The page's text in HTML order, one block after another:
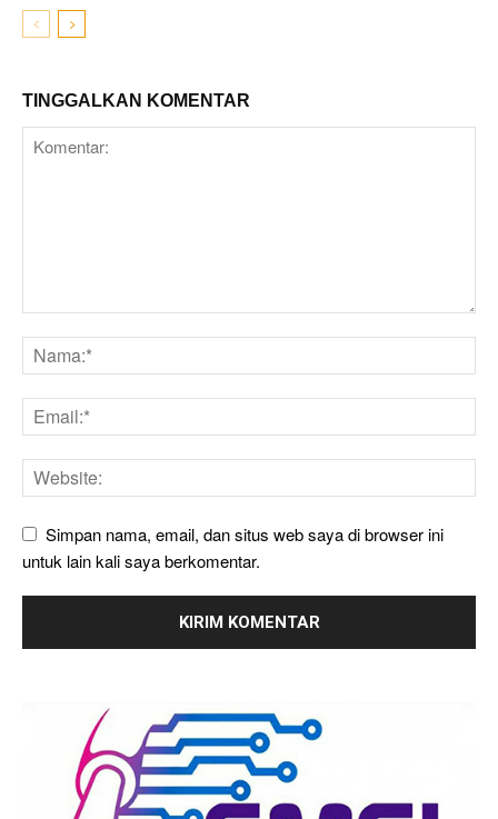
TINGGALKAN KOMENTAR
Simpan nama, email, dan situs web saya di browser ini
untuk lain kali saya berkomentar.